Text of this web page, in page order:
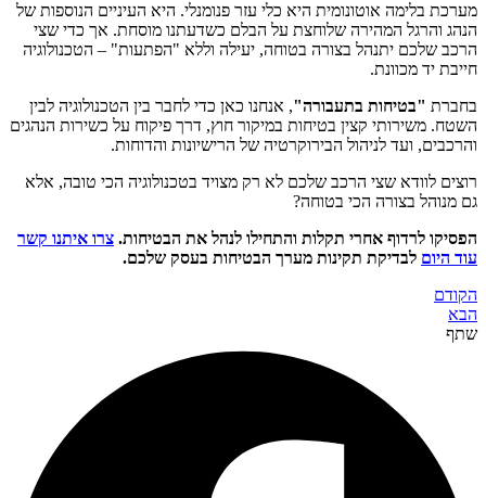
מערכת בלימה אוטונומית היא כלי עזר פנומנלי. היא העיניים הנוספות של
הנהג והרגל המהירה שלוחצת על הבלם כשדעתנו מוסחת. אך כדי שצי
הרכב שלכם יתנהל בצורה בטוחה, יעילה וללא "הפתעות" – הטכנולוגיה
חייבת יד מכוונת.
בחברת "בטיחות בתעבורה", אנחנו כאן כדי לחבר בין הטכנולוגיה לבין
השטח. משירותי קצין בטיחות במיקור חוץ, דרך פיקוח על כשירות הנהגים
והרכבים, ועד לניהול הבירוקרטיה של הרישיונות והדוחות.
רוצים לוודא שצי הרכב שלכם לא רק מצויד בטכנולוגיה הכי טובה, אלא
גם מנוהל בצורה הכי בטוחה?
הפסיקו לרדוף אחרי תקלות והתחילו לנהל את הבטיחות. צרו איתנו קשר
עוד היום לבדיקת תקינות מערך הבטיחות בעסק שלכם.
הקודם
הבא
שתף